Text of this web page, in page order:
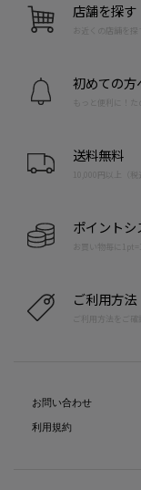
店舗を探す
お近くの店舗を探す
初めての方
もっと便利に！
送料無料
10,000円以上（税
ポイントシ
お買い物毎に
ご利用方法
ご利用方法をご確
お問い合わせ
利用規約